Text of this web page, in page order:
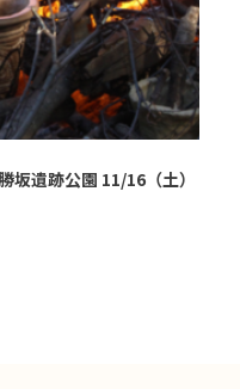
坂遺跡公園 11/16（土）